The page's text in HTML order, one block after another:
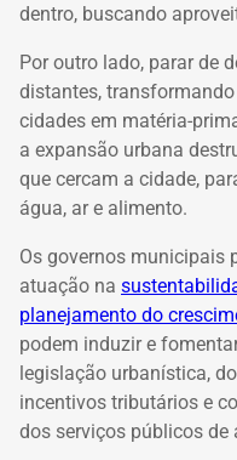
dentro, buscando
Por outro lado, parar de
distantes,
cidades em matéria-
a expansão urbana
que cercam a cidade,
água, ar e alimento.
Os governos municipais
atuação na
planejamento do
podem induzir e
legislação urbanística,
incentivos tributários e
dos serviços públicos de